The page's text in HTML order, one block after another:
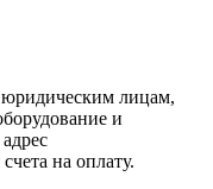
юридическим лицам,
и
на оплату.